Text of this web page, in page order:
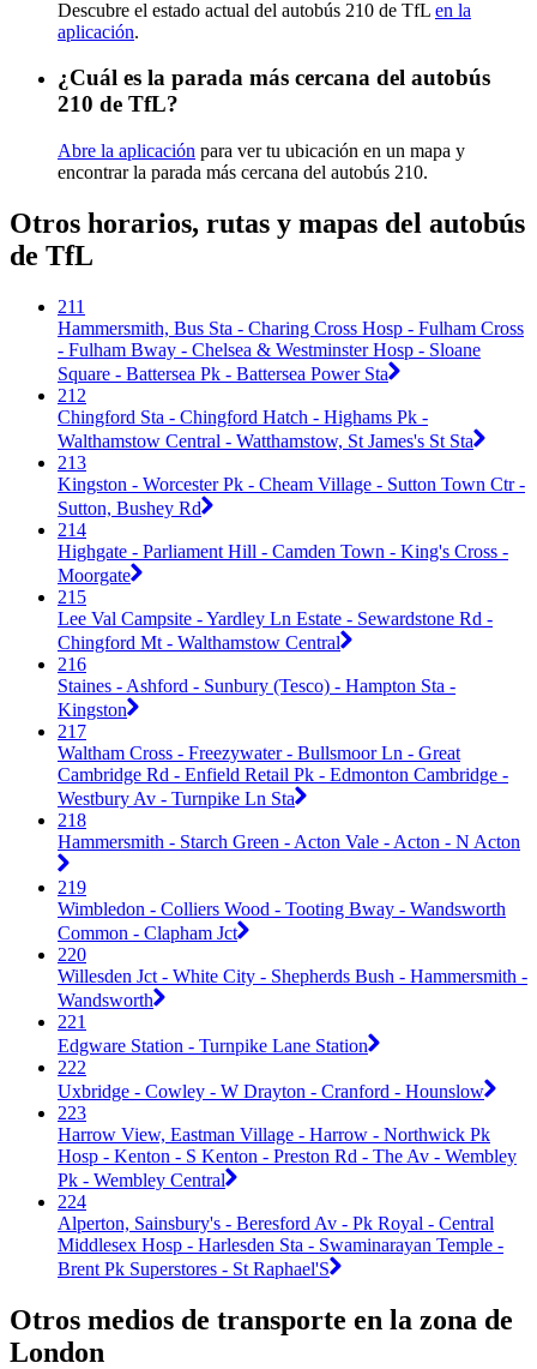
Descubre el estado actual del autobús 210 de TfL en la
aplicación.
¿Cuál es la parada más cercana del autobús
210 de TfL?
Abre la aplicación para ver tu ubicación en un mapa y
encontrar la parada más cercana del autobús 210.
Otros horarios, rutas y mapas del autobús
de TfL
211
Hammersmith, Bus Sta - Charing Cross Hosp - Fulham Cross
- Fulham Bway - Chelsea & Westminster Hosp - Sloane
Square - Battersea Pk - Battersea Power Sta
212
Chingford Sta - Chingford Hatch - Highams Pk -
Walthamstow Central - Watthamstow, St James's St Sta
213
Kingston - Worcester Pk - Cheam Village - Sutton Town Ctr -
Sutton, Bushey Rd
214
Highgate - Parliament Hill - Camden Town - King's Cross -
Moorgate
215
Lee Val Campsite - Yardley Ln Estate - Sewardstone Rd -
Chingford Mt - Walthamstow Central
216
Staines - Ashford - Sunbury (Tesco) - Hampton Sta -
Kingston
217
Waltham Cross - Freezywater - Bullsmoor Ln - Great
Cambridge Rd - Enfield Retail Pk - Edmonton Cambridge -
Westbury Av - Turnpike Ln Sta
218
Hammersmith - Starch Green - Acton Vale - Acton - N Acton
219
Wimbledon - Colliers Wood - Tooting Bway - Wandsworth
Common - Clapham Jct
220
Willesden Jct - White City - Shepherds Bush - Hammersmith -
Wandsworth
221
Edgware Station - Turnpike Lane Station
222
Uxbridge - Cowley - W Drayton - Cranford - Hounslow
223
Harrow View, Eastman Village - Harrow - Northwick Pk
Hosp - Kenton - S Kenton - Preston Rd - The Av - Wembley
Pk - Wembley Central
224
Alperton, Sainsbury's - Beresford Av - Pk Royal - Central
Middlesex Hosp - Harlesden Sta - Swaminarayan Temple -
Brent Pk Superstores - St Raphael'S
Otros medios de transporte en la zona de
London